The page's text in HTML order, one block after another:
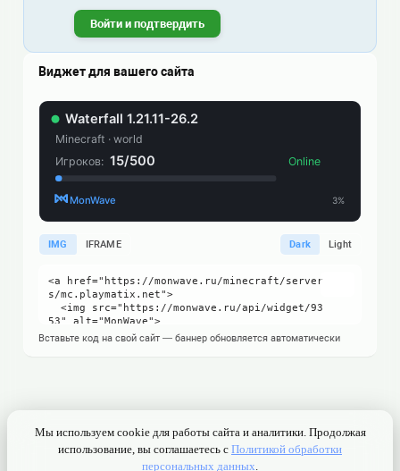
Войти и подтвердить
Виджет для вашего сайта
IMG IFRAME Dark Light
Вставьте код на свой сайт — баннер обновляется автоматически